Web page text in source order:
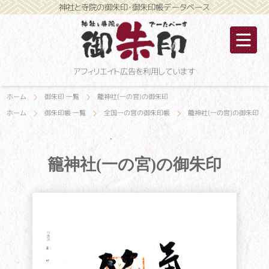
神社と寺院の御朱印・御朱印帳データベース
アフィリエイト広告を利用しています
ホーム 御朱印 一覧
籠神社(一の宮)の御朱印
ホーム
御朱印帳 一覧 全国一の宮の御朱印帳 籠神社(一の宮)の御朱印
籠神社(一の宮)の御朱印